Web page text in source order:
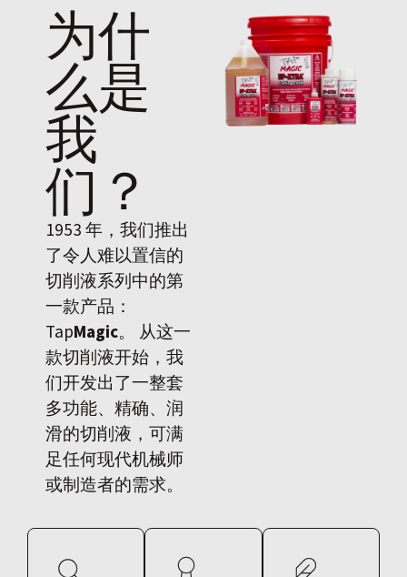
为什
么是
我
们 ？
1953 年，我们推出
了令人难以置信的
切削液系列中的第
一款产品：
TapMagic。 从这一
款切削液开始，我
们开发出了一整套
多功能、精确、润
滑的切削液，可满
足任何现代机械师
或制造者的需求。